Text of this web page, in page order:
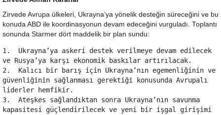
Zirvede Avrupa ülkeleri, Ukrayna’ya yönelik desteğin süreceğini ve bu
konuda ABD ile koordinasyonun devam edeceğini vurguladı. Toplantı
sonunda Starmer dört maddelik bir plan sundu:
1.  Ukrayna’ya askeri destek verilmeye devam edilecek
ve Rusya’ya karşı ekonomik baskılar artırılacak.
2.  Kalıcı bir barış için Ukrayna’nın egemenliğinin ve
güvenliğinin sağlanması gerektiği konusunda Avrupalı
liderler hemfikir.
3.  Ateşkes sağlandıktan sonra Ukrayna’nın savunma
kapasitesi güçlendirilecek ve yeni bir işgal girişimi